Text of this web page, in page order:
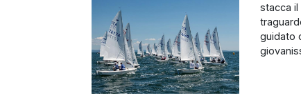
stacca il
guidato